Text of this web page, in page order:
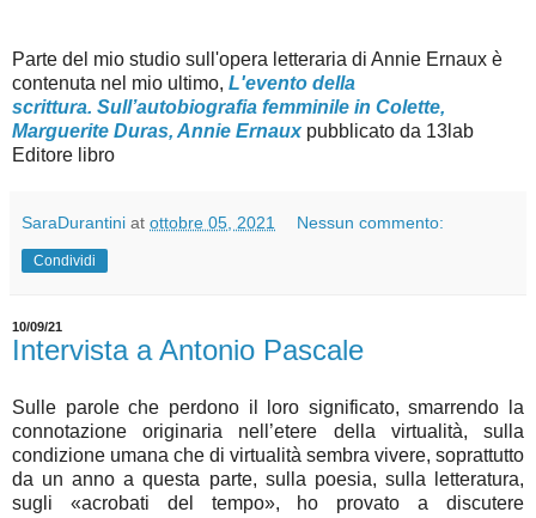
Parte del mio studio sull'opera letteraria di Annie Ernaux è
contenuta nel mio ultimo, L'evento della
scrittura. Sull’autobiografia femminile in Colette,
Marguerite Duras, Annie Ernaux pubblicato da 13lab
Editore libro
SaraDurantini at ottobre 05, 2021 Nessun commento:
Condividi
10/09/21
Intervista a Antonio Pascale
Sulle parole che perdono il loro significato, smarrendo la
connotazione originaria nell’etere della virtualità, sulla
condizione umana che di virtualità sembra vivere, soprattutto
da un anno a questa parte, sulla poesia, sulla letteratura,
sugli «acrobati del tempo», ho provato a discutere